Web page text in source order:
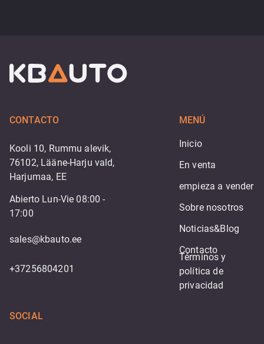
CONTACTO
Kooli 10, Rummu alevik,
76102, Lääne-Harju vald,
Harjumaa, EE
Abierto Lun-Vie 08:00 -
17:00
sales@kbauto.ee
+37256804201
MENÚ
Inicio
En venta
empieza a vender
Sobre nosotros
Noticias&Blog
Contacto
Términos y
política de
privacidad
SOCIAL